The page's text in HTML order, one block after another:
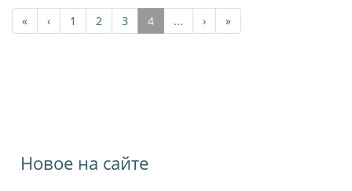
« ‹ 1 2 3 4 ... › »
Новое на сайте